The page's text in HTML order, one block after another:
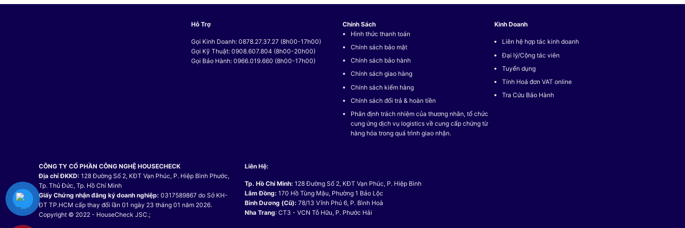
Hỗ Trợ
Gọi Kinh Doanh: 0878.27.37.27 (8h00-17h00)
Gọi Kỹ Thuật: 0908.607.804 (8h00-20h00)
Gọi Bảo Hành: 0966.019.660 (8h00-17h00)
Chính Sách
Hình thức thanh toán
Chính sách bảo mật
Chính sách bảo hành
Chính sách giao hàng
Chính sách kiểm hàng
Chính sách đổi trả & hoàn tiền
Phân định trách nhiệm của thương nhân, tổ chức
cung ứng dịch vụ logistics về cung cấp chứng từ
hàng hóa trong quá trình giao nhận.
Kinh Doanh
Liên hệ hợp tác kinh doanh
Đại lý/Cộng tác viên
Tuyển dụng
Tính Hoá đơn VAT online
Tra Cứu Bảo Hành
CÔNG TY CỔ PHẦN CÔNG NGHỆ HOUSECHECK
Địa chỉ ĐKKD: 128 Đường Số 2, KĐT Vạn Phúc, P. Hiệp Bình Phước,
Tp. Thủ Đức, Tp. Hồ Chí Minh
Giấy Chứng nhận đăng ký doanh nghiệp: 0317589867 do Sở KH-
ĐT TP.HCM cấp thay đổi lần 01 ngày 23 tháng 01 năm 2026.
Copyright © 2022 - HouseCheck JSC.;
Liên Hệ:
Tp. Hồ Chí Minh: 128 Đường Số 2, KĐT Vạn Phúc, P. Hiệp Bình
Lâm Đồng: 170 Hồ Tùng Mậu, Phường 1 Bảo Lộc
Bình Dương (Cũ): 78/13 Vĩnh Phú 6, P. Bình Hoà
Nha Trang: CT3 - VCN Tỗ Hữu, P. Phước Hải